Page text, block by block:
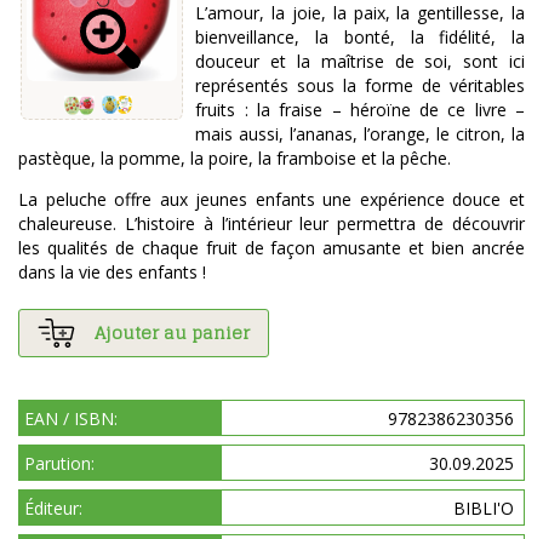
L’amour, la joie, la paix, la gentillesse, la
bienveillance, la bonté, la fidélité, la
douceur et la maîtrise de soi, sont ici
représentés sous la forme de véritables
fruits : la fraise – héroïne de ce livre –
mais aussi, l’ananas, l’orange, le citron, la
pastèque, la pomme, la poire, la framboise et la pêche.
La peluche offre aux jeunes enfants une expérience douce et
chaleureuse. L’histoire à l’intérieur leur permettra de découvrir
les qualités de chaque fruit de façon amusante et bien ancrée
dans la vie des enfants !
Ajouter au panier
EAN / ISBN:
9782386230356
Parution:
30.09.2025
Éditeur:
BIBLI'O